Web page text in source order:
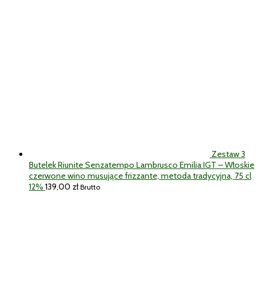
Zestaw 3
Butelek Riunite Senzatempo Lambrusco Emilia IGT – Włoskie
czerwone wino musujące frizzante, metoda tradycyjna, 75 cl
12% 139,00 zł Brutto